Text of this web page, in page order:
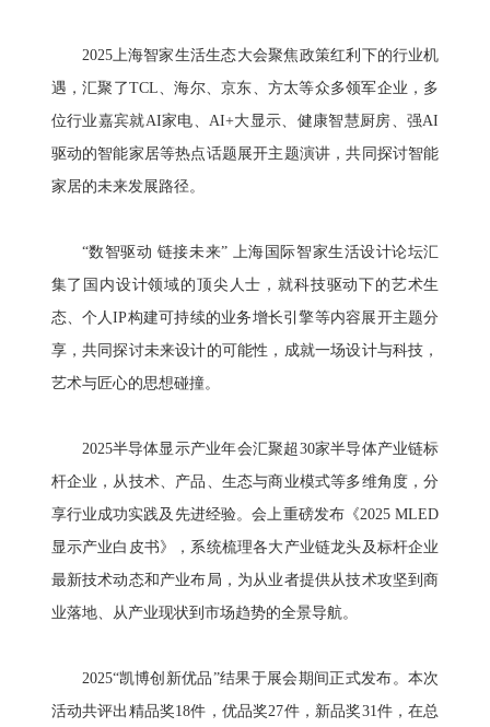
2025上海智家生活生态大会聚焦政策红利下的行业机
遇，汇聚了TCL、海尔、京东、方太等众多领军企业，多
位行业嘉宾就AI家电、AI+大显示、健康智慧厨房、强AI
驱动的智能家居等热点话题展开主题演讲，共同探讨智能
家居的未来发展路径。
“数智驱动 链接未来” 上海国际智家生活设计论坛汇
集了国内设计领域的顶尖人士，就科技驱动下的艺术生
态、个人IP构建可持续的业务增长引擎等内容展开主题分
享，共同探讨未来设计的可能性，成就一场设计与科技，
艺术与匠心的思想碰撞。
2025半导体显示产业年会汇聚超30家半导体产业链标
杆企业，从技术、产品、生态与商业模式等多维角度，分
享行业成功实践及先进经验。会上重磅发布《2025 MLED
显示产业白皮书》，系统梳理各大产业链龙头及标杆企业
最新技术动态和产业布局，为从业者提供从技术攻坚到商
业落地、从产业现状到市场趋势的全景导航。
2025“凯博创新优品”结果于展会期间正式发布。本次
活动共评出精品奖18件，优品奖27件，新品奖31件，在总